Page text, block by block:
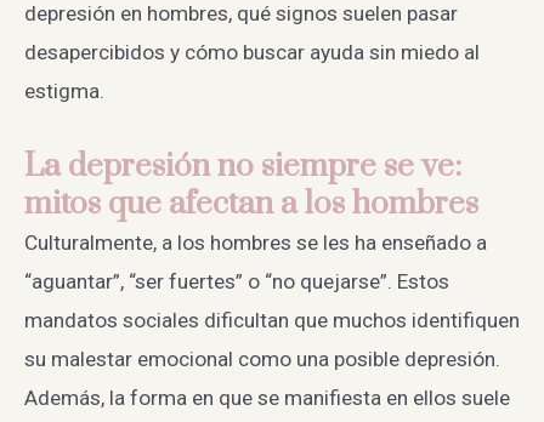
depresión en hombres, qué signos suelen pasar
desapercibidos y cómo buscar ayuda sin miedo al
estigma.
La depresión no siempre se ve:
mitos que afectan a los hombres
Culturalmente, a los hombres se les ha enseñado a
“aguantar”, “ser fuertes” o “no quejarse”. Estos
mandatos sociales dificultan que muchos identifiquen
su malestar emocional como una posible depresión.
Además, la forma en que se manifiesta en ellos suele